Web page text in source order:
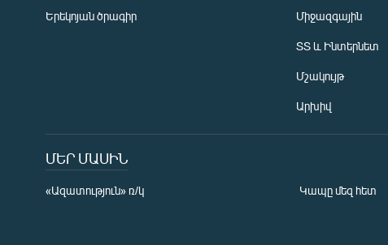
Երեկոյան ծրագիր Միջազգային
ՏՏ և Ինտերնետ
Մշակույթ
Արխիվ
ՄԵՐ ՄԱՍԻՆ
«Ազատություն» ռ/կ Կապը մեզ հետ